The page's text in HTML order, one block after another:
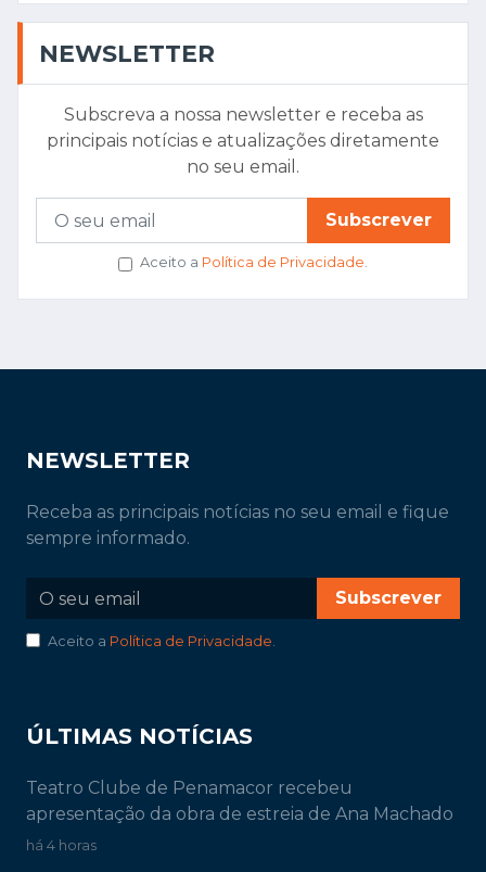
NEWSLETTER
Subscreva a nossa newsletter e receba as
principais notícias e atualizações diretamente
no seu email.
Subscrever
Aceito a Política de Privacidade.
NEWSLETTER
Receba as principais notícias no seu email e fique
sempre informado.
Subscrever
Aceito a Política de Privacidade.
ÚLTIMAS NOTÍCIAS
Teatro Clube de Penamacor recebeu
apresentação da obra de estreia de Ana Machado
há 4 horas